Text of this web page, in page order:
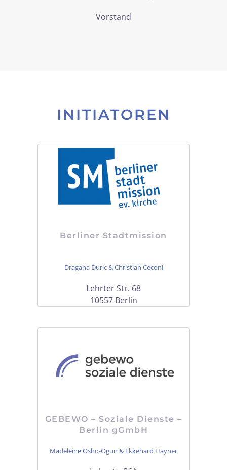
Vorstand
INITIATOREN
Berliner Stadtmission
Dragana Duric & Christian Ceconi
Lehrter Str. 68
10557 Berlin
GEBEWO – Soziale Dienste –
Berlin gGmbH
Madeleine Osho-Ogun & Ekkehard Hayner